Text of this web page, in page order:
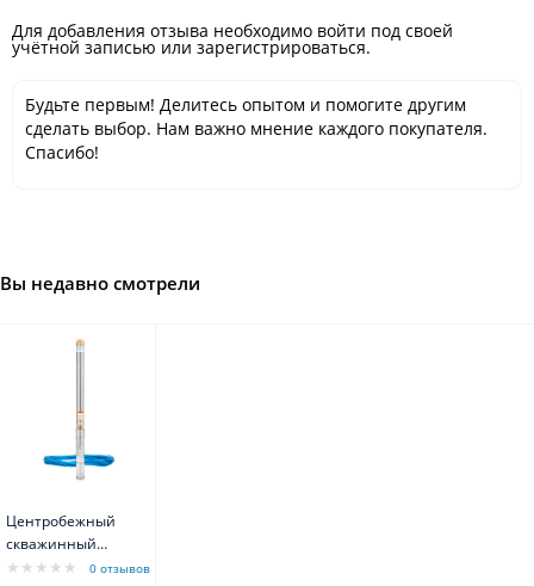
Для добавления отзыва необходимо войти под своей
учётной записью или зарегистрироваться.
Будьте первым! Делитесь опытом и помогите другим
сделать выбор. Нам важно мнение каждого покупателя.
Спасибо!
Вы недавно смотрели
Центробежный
скважинный
насос 2.5TF-0 отзывов